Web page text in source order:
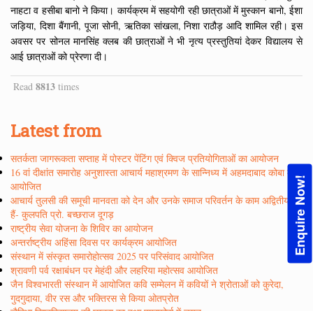
Enquire Now!
नाहटा व हसीबा बानो ने किया। कार्यक्रम में सहयोगी रही छात्राओं में मुस्कान बानो, ईशा
जड़िया, दिशा बैंगानी, पूजा सोनी, ऋतिका सांखला, निशा राठौड़ आदि शामिल रही। इस
अवसर पर सोनल मानसिंह क्लब की छात्राओं ने भी नृत्य प्रस्तुतियां देकर विद्यालय से
आई छात्राओं को प्रेरणा दी।
Read 8813 times
Latest from
सतर्कता जागरूकता सप्ताह में पोस्टर पेंटिंग एवं क्विज प्रतियोगिताओं का आयोजन
16 वां दीक्षांत समारोह अनुशास्ता आचार्य महाश्रमण के सान्निध्य में अहमदाबाद कोबा में
आयोजित
आचार्य तुलसी की समूची मानवता को देन और उनके समाज परिवर्तन के काम अद्वितीय रहे
हैं- कुलपति प्रो. बच्छराज दूगड़
राष्ट्रीय सेवा योजना के शिविर का आयोजन
अन्तर्राष्ट्रीय अहिंसा दिवस पर कार्यक्रम आयोजित
संस्थान में संस्कृत समारोहोत्सव 2025 पर परिसंवाद आयोजित
श्रावणी पर्व रक्षाबंधन पर मेहंदी और लहरिया महोत्सव आयोजित
जैन विश्वभारती संस्थान में आयोजित कवि सम्मेलन में कवियों ने श्रोताओं को कुरेदा,
गुदगुदाया, वीर रस और भक्तिरस से किया ओतप्रोत